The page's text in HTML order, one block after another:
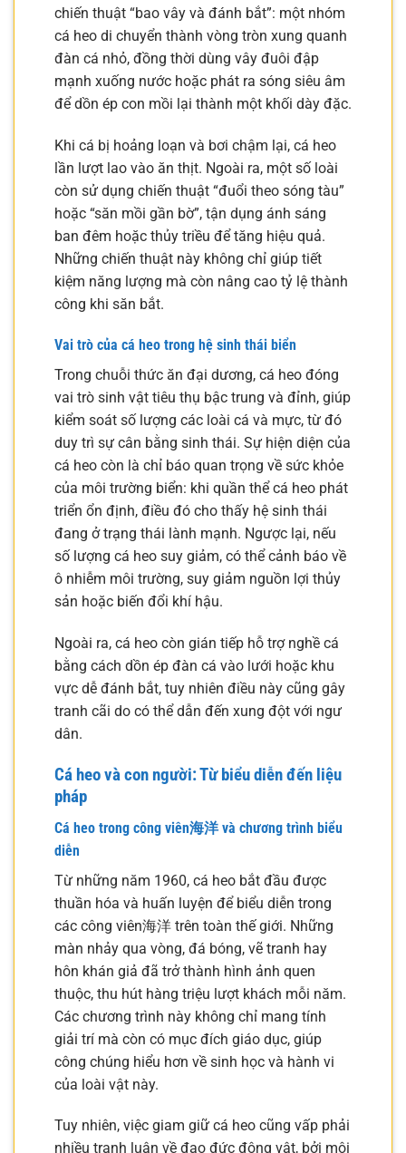
chiến thuật “bao vây và đánh bắt”: một nhóm
cá heo di chuyển thành vòng tròn xung quanh
đàn cá nhỏ, đồng thời dùng vây đuôi đập
mạnh xuống nước hoặc phát ra sóng siêu âm
để dồn ép con mồi lại thành một khối dày đặc.
Khi cá bị hoảng loạn và bơi chậm lại, cá heo
lần lượt lao vào ăn thịt. Ngoài ra, một số loài
còn sử dụng chiến thuật “đuổi theo sóng tàu”
hoặc “săn mồi gần bờ”, tận dụng ánh sáng
ban đêm hoặc thủy triều để tăng hiệu quả.
Những chiến thuật này không chỉ giúp tiết
kiệm năng lượng mà còn nâng cao tỷ lệ thành
công khi săn bắt.
Vai trò của cá heo trong hệ sinh thái biển
Trong chuỗi thức ăn đại dương, cá heo đóng
vai trò sinh vật tiêu thụ bậc trung và đỉnh, giúp
kiểm soát số lượng các loài cá và mực, từ đó
duy trì sự cân bằng sinh thái. Sự hiện diện của
cá heo còn là chỉ báo quan trọng về sức khỏe
của môi trường biển: khi quần thể cá heo phát
triển ổn định, điều đó cho thấy hệ sinh thái
đang ở trạng thái lành mạnh. Ngược lại, nếu
số lượng cá heo suy giảm, có thể cảnh báo về
ô nhiễm môi trường, suy giảm nguồn lợi thủy
sản hoặc biến đổi khí hậu.
Ngoài ra, cá heo còn gián tiếp hỗ trợ nghề cá
bằng cách dồn ép đàn cá vào lưới hoặc khu
vực dễ đánh bắt, tuy nhiên điều này cũng gây
tranh cãi do có thể dẫn đến xung đột với ngư
dân.
Cá heo và con người: Từ biểu diễn đến liệu
pháp
Cá heo trong công viên海洋 và chương trình biểu
diễn
Từ những năm 1960, cá heo bắt đầu được
thuần hóa và huấn luyện để biểu diễn trong
các công viên海洋 trên toàn thế giới. Những
màn nhảy qua vòng, đá bóng, vẽ tranh hay
hôn khán giả đã trở thành hình ảnh quen
thuộc, thu hút hàng triệu lượt khách mỗi năm.
Các chương trình này không chỉ mang tính
giải trí mà còn có mục đích giáo dục, giúp
công chúng hiểu hơn về sinh học và hành vi
của loài vật này.
Tuy nhiên, việc giam giữ cá heo cũng vấp phải
nhiều tranh luận về đạo đức động vật, bởi môi